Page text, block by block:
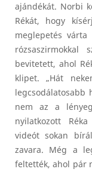
ajándékát. Norbi
Rékát, hogy
meglepetés
bevitetett, ahol
klipet. „Hát
nem az a
nyilatkozott
videót sokan
zavara. Még a
feltették, ahol pár